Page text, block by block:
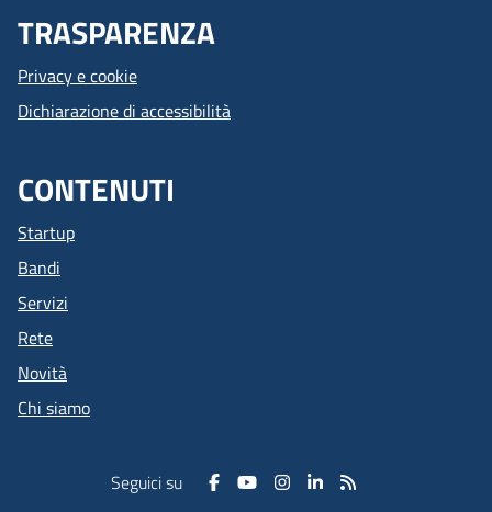
TRASPARENZA
Privacy e cookie
Dichiarazione di accessibilità
CONTENUTI
Startup
Bandi
Servizi
Rete
Novità
Chi siamo
Seguici su